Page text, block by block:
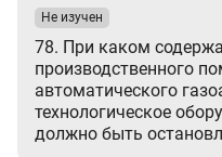
78. При каком
производственного
автоматического
технологическое
должно быть
Не изучен